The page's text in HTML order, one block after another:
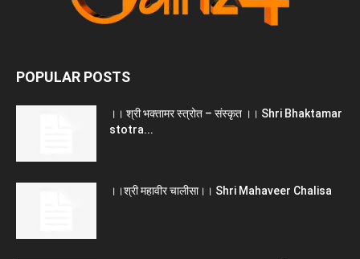
POPULAR POSTS
।। श्री भक्तामर स्त्रोत – संस्कृत ।। Shri Bhaktamar
stotra...
।।श्री महावीर चालीसा।। Shri Mahaveer Chalisa